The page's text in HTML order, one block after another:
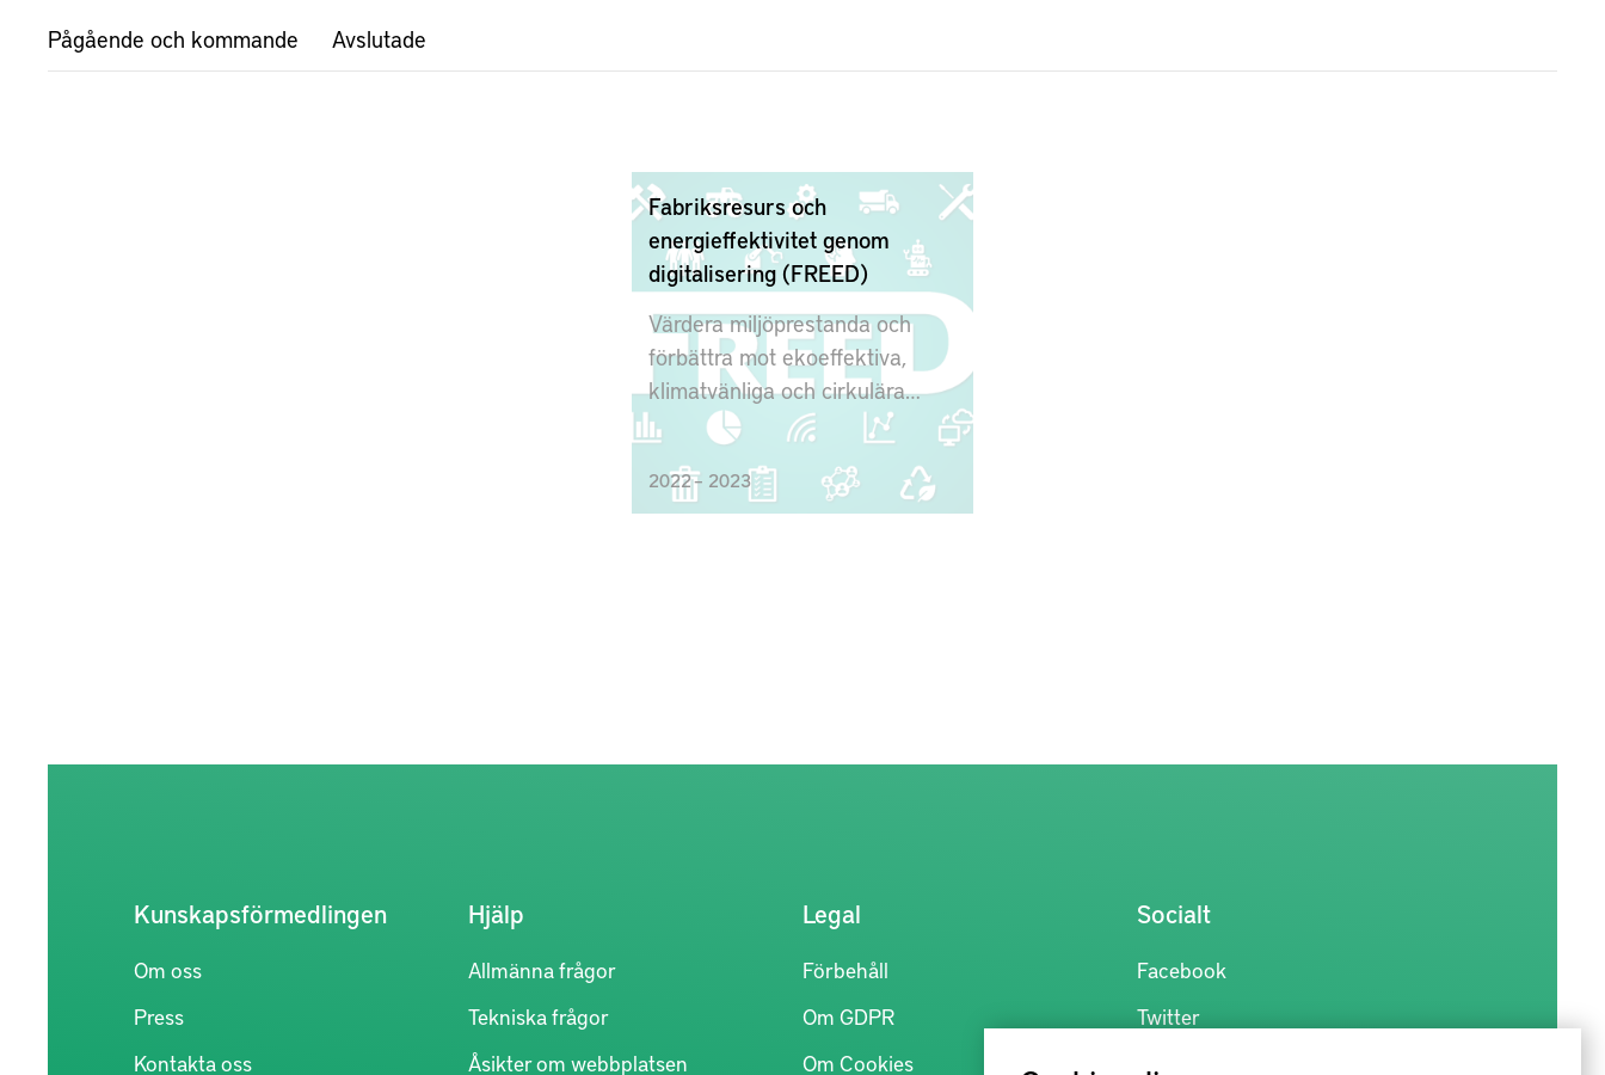
Pågående och kommande Avslutade
Fabriksresurs och
energieffektivitet genom
digitalisering (FREED)
Värdera miljöprestanda och
förbättra mot ekoeffektiva,
klimatvänliga och cirkulära
produktionssystem
2022 – 2023
Kunskapsförmedlingen
Om oss
Press
Kontakta oss
Hjälp
Allmänna frågor
Tekniska frågor
Åsikter om webbplatsen
Legal
Förbehåll
Om GDPR
Om Cookies
Socialt
Facebook
Twitter